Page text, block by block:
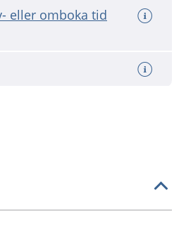
eller omboka tid